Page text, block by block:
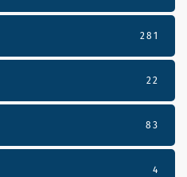
281
22
83
4